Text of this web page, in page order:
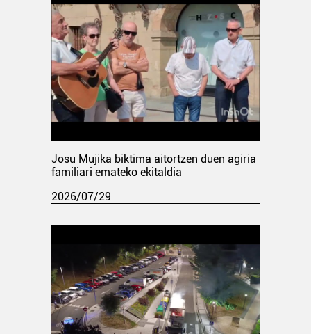
Josu Mujika biktima aitortzen duen agiria
familiari emateko ekitaldia
2026/07/29